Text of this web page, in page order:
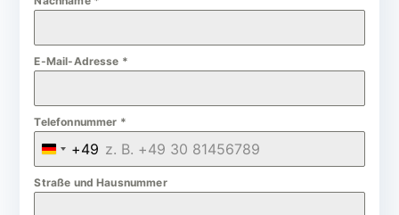
E-Mail-Adresse *
Telefonnummer *
G
e
+49
Straße und Hausnummer